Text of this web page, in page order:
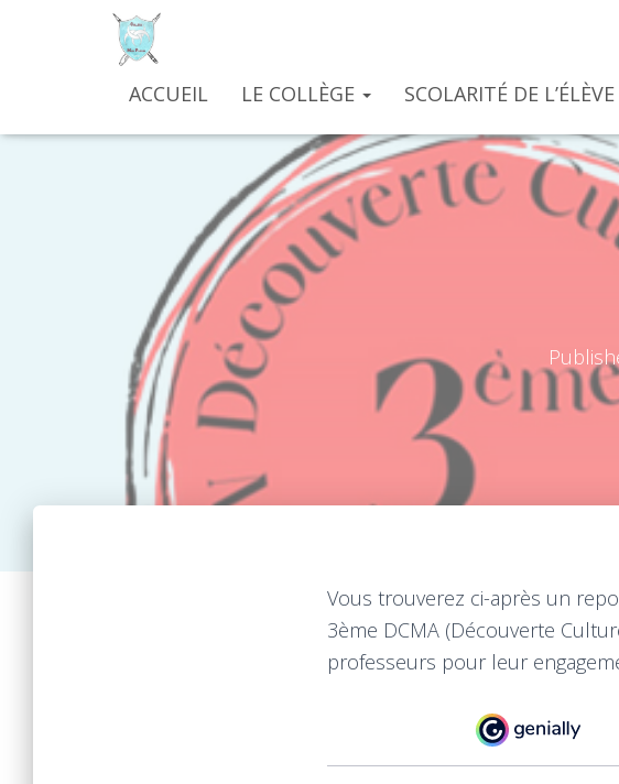
ACCUEIL LE COLLÈGE SCOLARITÉ DE L’ÉLÈVE
3ème
Vous trouverez ci-après un
3ème DCMA (Découverte
professeurs pour leur